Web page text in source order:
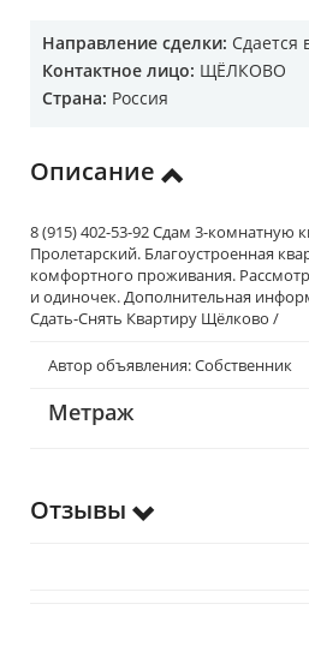
Направление сделки: Сдается
Контактное лицо: ЩЁЛКОВО
Страна: Россия
Описание
8 (915) 402-53-92 Сдам 3-комнатную
Пролетарский. Благоустроенная
комфортного проживания.
и одиночек. Дополнительная
Сдать-Снять Квартиру Щёлково /
Автор объявления: Собственник
Метраж
Отзывы